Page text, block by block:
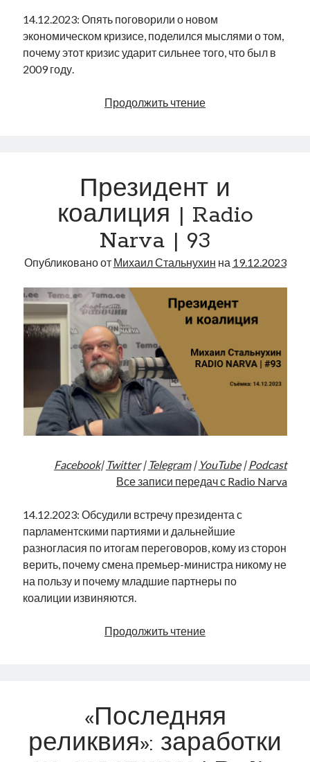
14.12.2023: Опять поговорили о новом
экономическом кризисе, поделился мыслями о том,
почему этот кризис ударит сильнее того, что был в
2009 году.
Продолжить чтениеПочему
года
Radio
Narva
|
94
Президент и
коалиция | Radio
Narva | 93
Опубликовано от Михаил Стальнухин на 19.12.2023
Facebook| Twitter| Telegram| YouTube| Podcast
Все записи передач с Radio Narva
14.12.2023: Обсудили встречу президента с
парламентскими партиями и дальнейшие
разногласия по итогам переговоров, кому из сторон
верить, почему смена премьер-министра никому не
на пользу и почему младшие партнеры по
коалиции извиняются.
Продолжить чтениеПрезидент
Narva
93
«Последняя
реликвия»: заработки